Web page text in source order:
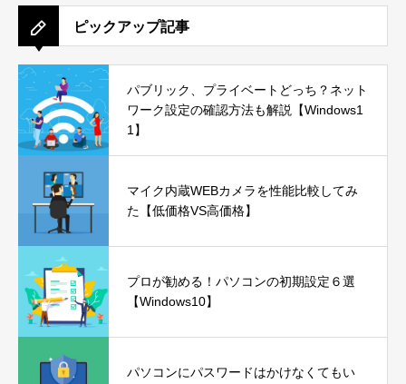
ピックアップ記事
パブリック、プライベートどっち？ネット
ワーク設定の確認方法も解説【Windows1
1】
マイク内蔵WEBカメラを性能比較してみ
た【低価格VS高価格】
プロが勧める！パソコンの初期設定６選
【Windows10】
パソコンにパスワードはかけなくてもい